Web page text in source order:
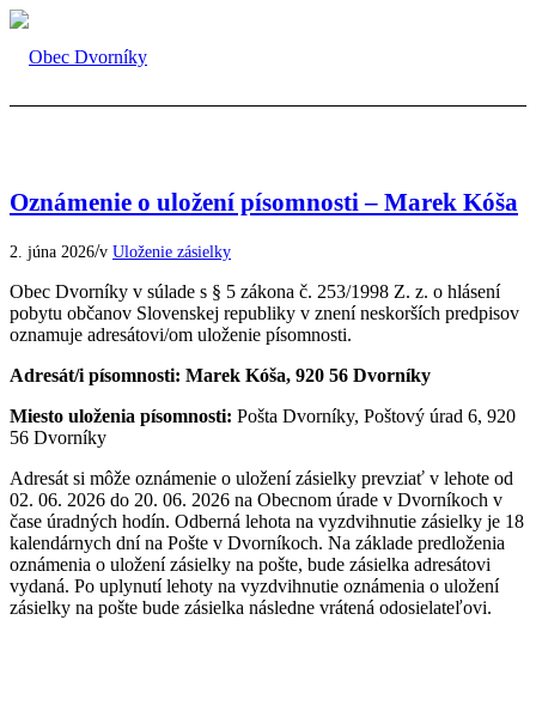
Oznámenie o uložení písomnosti – Marek Kóša
2. júna 2026/v Uloženie zásielky
Obec Dvorníky v súlade s § 5 zákona č. 253/1998 Z. z. o hlásení
pobytu občanov Slovenskej republiky v znení neskorších predpisov
oznamuje adresátovi/om uloženie písomnosti.
Adresát/i písomnosti: Marek Kóša, 920 56 Dvorníky
Miesto uloženia písomnosti: Pošta Dvorníky, Poštový úrad 6, 920
56 Dvorníky
Adresát si môže oznámenie o uložení zásielky prevziať v lehote od
02. 06. 2026 do 20. 06. 2026 na Obecnom úrade v Dvorníkoch v
čase úradných hodín. Odberná lehota na vyzdvihnutie zásielky je 18
kalendárnych dní na Pošte v Dvorníkoch. Na základe predloženia
oznámenia o uložení zásielky na pošte, bude zásielka adresátovi
vydaná. Po uplynutí lehoty na vyzdvihnutie oznámenia o uložení
zásielky na pošte bude zásielka následne vrátená odosielateľovi.